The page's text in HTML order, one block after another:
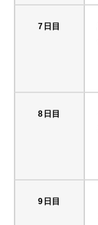
7日目
8日目
9日目